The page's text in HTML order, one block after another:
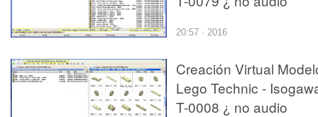
20:57 · 2016
Creación Virtual
Lego Technic -
T-0008 ¿ no audio